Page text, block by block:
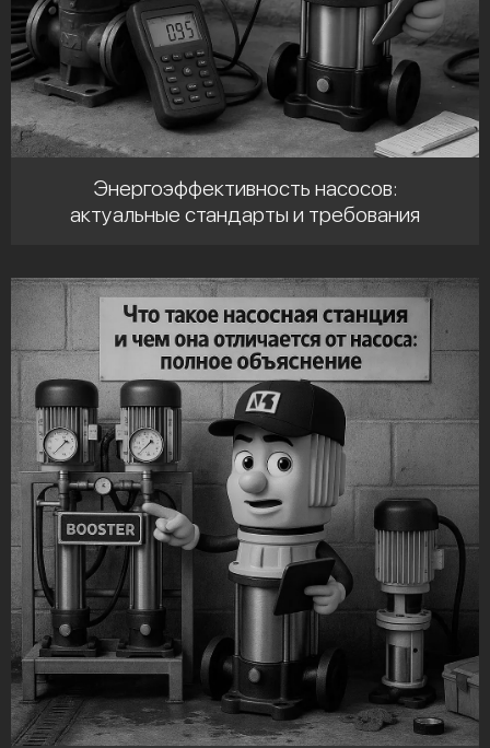
Энергоэффективность насосов:
актуальные стандарты и требования